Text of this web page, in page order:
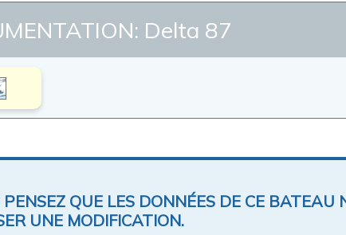
Delta 87
PENSEZ QUE LES DONNÉES DE CE
UNE MODIFICATION.